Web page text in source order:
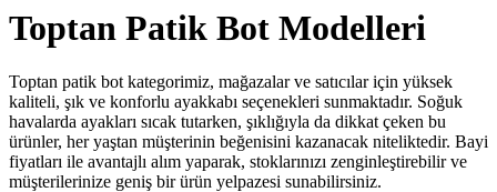
Toptan Patik Bot Modelleri
Toptan patik bot kategorimiz, mağazalar ve satıcılar için yüksek
kaliteli, şık ve konforlu ayakkabı seçenekleri sunmaktadır. Soğuk
havalarda ayakları sıcak tutarken, şıklığıyla da dikkat çeken bu
ürünler, her yaştan müşterinin beğenisini kazanacak niteliktedir. Bayi
fiyatları ile avantajlı alım yaparak, stoklarınızı zenginleştirebilir ve
müşterilerinize geniş bir ürün yelpazesi sunabilirsiniz.